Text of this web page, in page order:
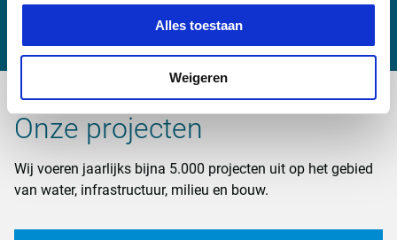
Alles toestaan
Weigeren
Onze projecten
Wij voeren jaarlijks bijna 5.000 projecten uit op het gebied
van water, infrastructuur, milieu en bouw.